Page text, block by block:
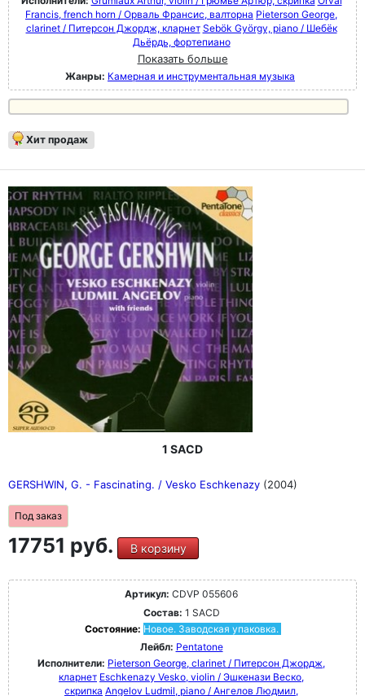
Francis, french horn / Орваль Франсис, валторна Pieterson George,
clarinet / Питерсон Джордж, кларнет Sebök György, piano / Шебёк
Дьёрдь, фортепиано
Показать больше
Жанры: Камерная и инструментальная музыка
Хит продаж
1 SACD
GERSHWIN, G. - Fascinating. / Vesko Eschkenazy (2004)
Под заказ
17751 руб. В корзину
Артикул: CDVP 055606
Состав: 1 SACD
Состояние: Новое. Заводская упаковка.
Лейбл: Pentatone
Исполнители: Pieterson George, clarinet / Питерсон Джордж,
кларнет Eschkenazy Vesko, violin / Эшкенази Веско,
скрипка Angelov Ludmil, piano / Ангелов Людмил,